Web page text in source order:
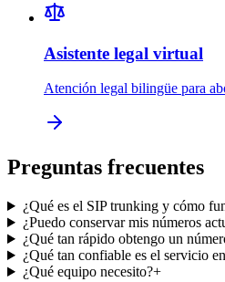
Asistente legal virtual
Atención legal bilingüe para
Preguntas frecuentes
¿Qué es el SIP trunking y cómo
¿Puedo conservar mis números
¿Qué tan rápido obtengo un
¿Qué tan confiable es el servicio
¿Qué equipo necesito?+